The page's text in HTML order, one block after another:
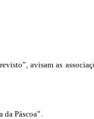
avisam as
Páscoa”.